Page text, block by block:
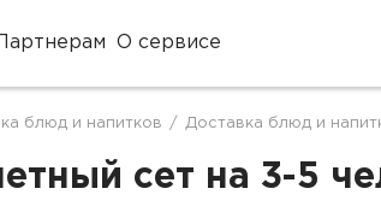
Партнерам О сервисе
блюд и напитков / Доставка блюд и
сет на 3-5